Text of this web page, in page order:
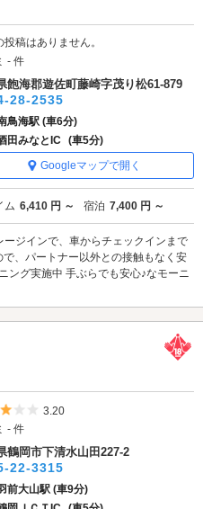
投稿はありません。
- 件
飽海郡遊佐町藤崎字茂り松61-879
28-2535
鳥海駅 (車6分)
田みなとIC (車5分)
Googleマップで開く
ム 6,410 円 ～ 宿泊 7,400 円 ～
ジインで、車からチェックインまで
、パートナー以外との接触もなく安
グ実施中 手ぶらでも安心♪なモーニ
5つ星のうち3
3.20
- 件
鶴岡市下清水山田227-2
22-3315
前大山駅 (車9分)